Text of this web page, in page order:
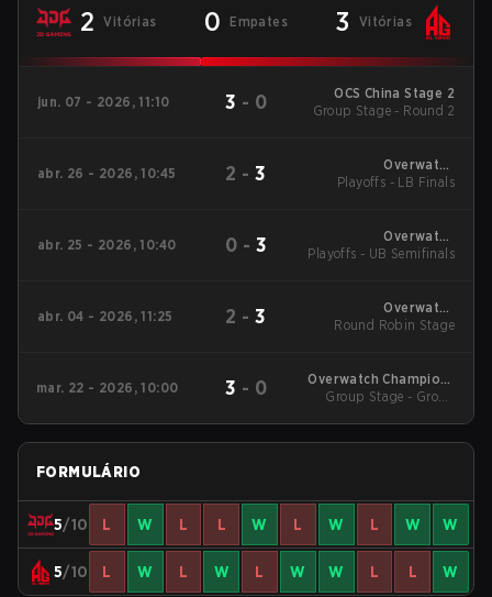
2 Vitórias 0 Empates 3 Vitórias
jun. 07 - 2026, 11:10 3 - 0
OCS China Stage 2
Group Stage - Round 2
abr. 26 - 2026, 10:45 2 -3
Overwatch
Champions Series -
Playoffs - LB Finals
abr. 25 - 2026, 10:40 0 - 3
Overwatch
Champions Series -
Playoffs - UB Semifinals
abr. 04 - 2026, 11:25 2 -3
Overwatch
Champions Series -
Round Robin Stage
mar. 22 - 2026, 10:00 3 - 0
Overwatch Champions
Series - China Stage 1
Group Stage - Group
FORMULÁRIO
5/10 L W L L W L W L W W
5/10 L W L W L W W L L W